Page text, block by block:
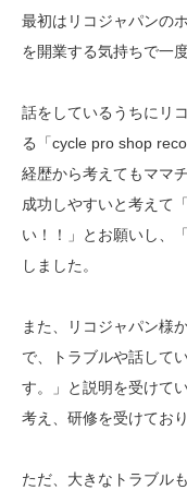
最初はリコジャパンの
を開業する気持ちで一
話をしているうちにリ
る「cycle pro shop
経歴から考えてもママ
成功しやすいと考えて
い！！」とお願いし、
しました。
また、リコジャパン様
で、トラブルや話して
す。」と説明を受けて
考え、研修を受けており
ただ、大きなトラブル